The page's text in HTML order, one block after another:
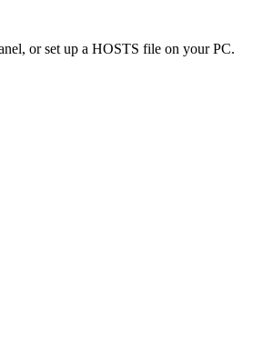
or set up a HOSTS file on your PC.